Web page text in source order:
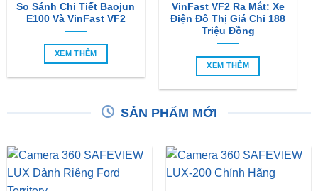
So Sánh Chi Tiết Baojun
E100 Và VinFast VF2
XEM THÊM
VinFast VF2 Ra Mắt: Xe
Điện Đô Thị Giá Chỉ 188
Triệu Đồng
XEM THÊM
SẢN PHẨM MỚI